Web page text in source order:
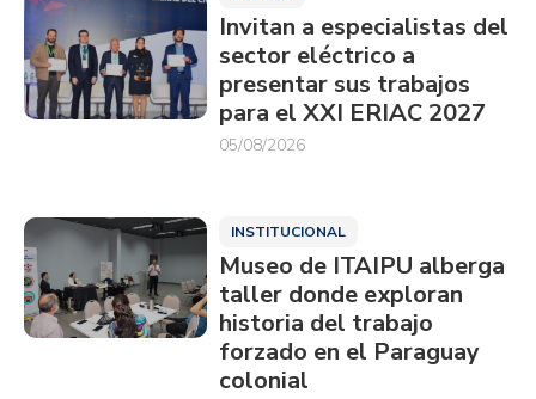
Invitan a especialistas del
sector eléctrico a
presentar sus trabajos
para el XXI ERIAC 2027
05/08/2026
INSTITUCIONAL
Museo de ITAIPU alberga
taller donde exploran
historia del trabajo
forzado en el Paraguay
colonial